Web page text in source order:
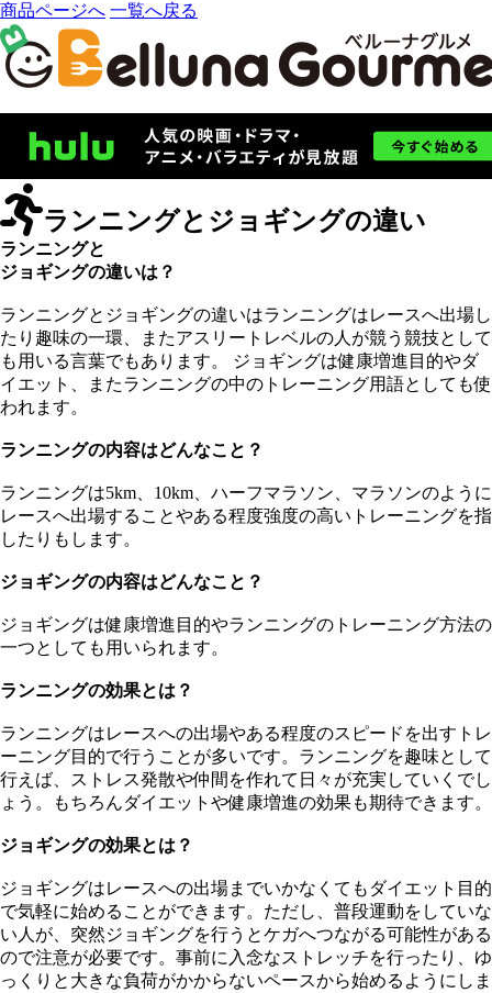
商品ページへ 一覧へ戻る
ランニングとジョギングの違い
ランニングと
ジョギングの違いは？
ランニングとジョギングの違いはランニングはレースへ出場し
たり趣味の一環、またアスリートレベルの人が競う競技として
も用いる言葉でもあります。 ジョギングは健康増進目的やダ
イエット、またランニングの中のトレーニング用語としても使
われます。
ランニングの内容はどんなこと？
ランニングは5km、10km、ハーフマラソン、マラソンのように
レースへ出場することやある程度強度の高いトレーニングを指
したりもします。
ジョギングの内容はどんなこと？
ジョギングは健康増進目的やランニングのトレーニング方法の
一つとしても用いられます。
ランニングの効果とは？
ランニングはレースへの出場やある程度のスピードを出すトレ
ーニング目的で行うことが多いです。ランニングを趣味として
行えば、ストレス発散や仲間を作れて日々が充実していくでし
ょう。もちろんダイエットや健康増進の効果も期待できます。
ジョギングの効果とは？
ジョギングはレースへの出場までいかなくてもダイエット目的
で気軽に始めることができます。ただし、普段運動をしていな
い人が、突然ジョギングを行うとケガへつながる可能性がある
ので注意が必要です。事前に入念なストレッチを行ったり、ゆ
っくりと大きな負荷がかからないペースから始めるようにしま